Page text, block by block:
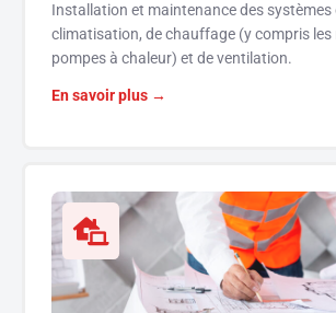
Installation et maintenance des systèmes
climatisation, de chauffage (y compris les
pompes à chaleur) et de ventilation.
En savoir plus →